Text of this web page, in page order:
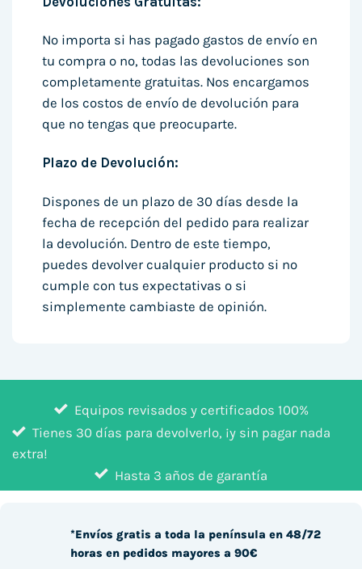
No importa si has pagado gastos de envío en
tu compra o no, todas las devoluciones son
completamente gratuitas. Nos encargamos
de los costos de envío de devolución para
que no tengas que preocuparte.
Plazo de Devolución:
Dispones de un plazo de 30 días desde la
fecha de recepción del pedido para realizar
la devolución. Dentro de este tiempo,
puedes devolver cualquier producto si no
cumple con tus expectativas o si
simplemente cambiaste de opinión.
Equipos revisados y certificados 100%
Tienes 30 días para devolverlo, ¡y sin pagar nada
extra!
Hasta 3 años de garantía
*Envíos gratis a toda la península en 48/72
horas en pedidos mayores a 90€